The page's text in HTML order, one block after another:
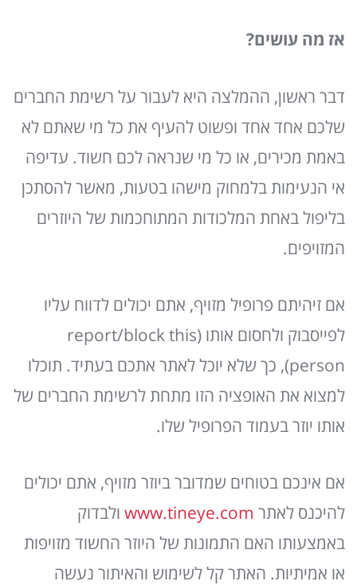
אז מה עושים?
דבר ראשון, ההמלצה היא לעבור על רשימת החברים
שלכם אחד אחד ופשוט להעיף את כל מי שאתם לא
באמת מכירים, או כל מי שנראה לכם חשוד. עדיפה
אי הנעימות בלמחוק מישהו בטעות, מאשר להסתכן
בליפול באחת המלכודות המתוחכמות של היוזרים
המזויפים.
אם זיהיתם פרופיל מזויף, אתם יכולים לדווח עליו
לפייסבוק ולחסום אותו (report/block this
person), כך שלא יוכל לאתר אתכם בעתיד. תוכלו
למצוא את האופציה הזו מתחת לרשימת החברים של
אותו יוזר בעמוד הפרופיל שלו.
אם אינכם בטוחים שמדובר ביוזר מזויף, אתם יכולים
להיכנס לאתרwww.tineye.comולבדוק
באמצעותו האם התמונות של היוזר החשוד מזויפות
או אמיתיות. האתר קל לשימוש והאיתור נעשה